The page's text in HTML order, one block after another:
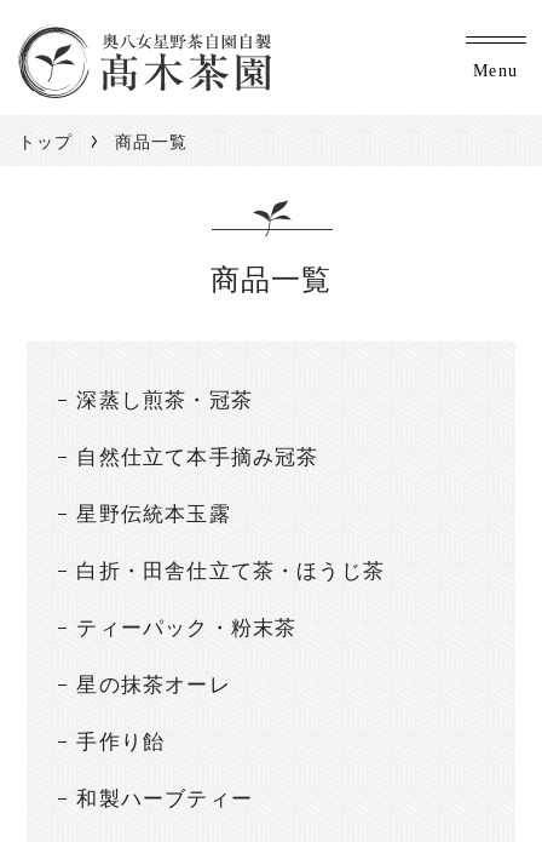
Menu
トップ 商品一覧
商品一覧
深蒸し煎茶・冠茶
自然仕立て本手摘み冠茶
星野伝統本玉露
白折・田舎仕立て茶・ほうじ茶
ティーパック・粉末茶
星の抹茶オーレ
手作り飴
和製ハーブティー